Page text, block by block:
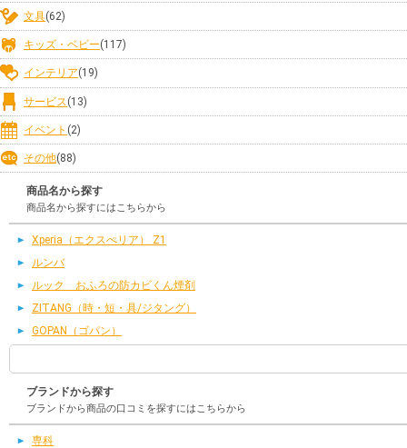
文具(62)
キッズ・ベビー(117)
インテリア(19)
サービス (13)
イベント (2)
その他(88)
商品名から探す
商品名から探すにはこちらから
Xperia（エクスぺリア） Z1
ルンバ
ルック おふろの防カビくん煙剤
ZITANG（時・短・具/ジタング）
GOPAN（ゴパン）
ブランドから探す
ブランドから商品の口コミを探すにはこちらから
専科